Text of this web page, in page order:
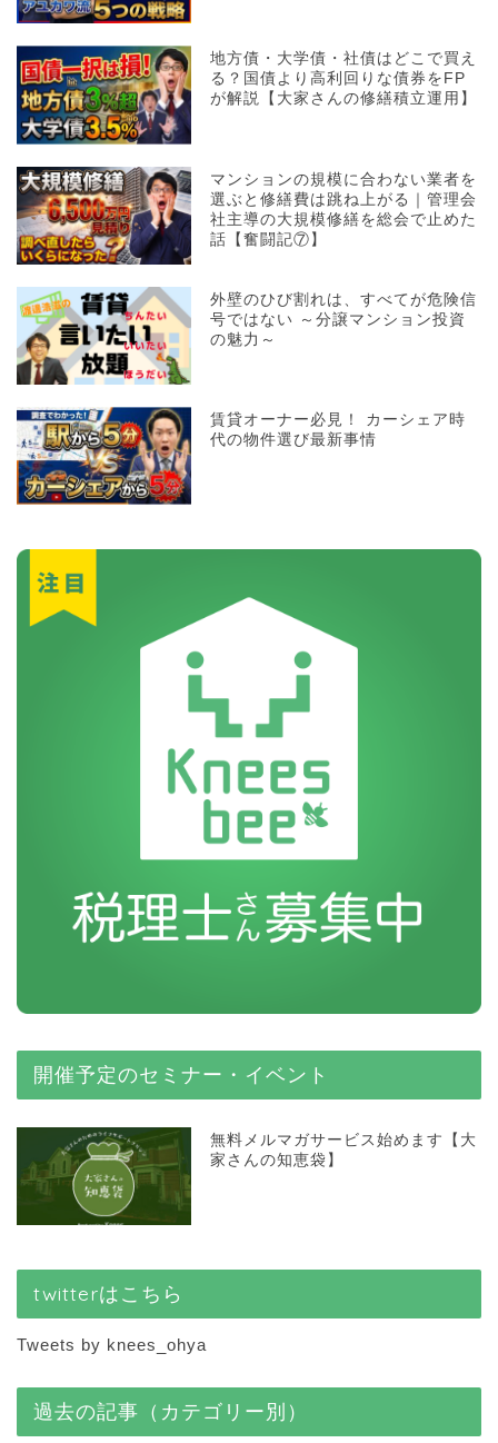
地方債・大学債・社債はどこで買え
る？国債より高利回りな債券をFP
が解説【大家さんの修繕積立運用】
マンションの規模に合わない業者を
選ぶと修繕費は跳ね上がる｜管理会
社主導の大規模修繕を総会で止めた
話【奮闘記⑦】
外壁のひび割れは、すべてが危険信
号ではない ～分譲マンション投資
の魅力～
賃貸オーナー必見！ カーシェア時
代の物件選び最新事情
開催予定のセミナー・イベント
無料メルマガサービス始めます【大
家さんの知恵袋】
twitterはこちら
Tweets by knees_ohya
過去の記事（カテゴリー別）